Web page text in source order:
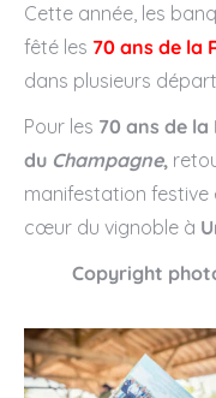
Cette année, les
fêté les 70 ans de la
dans plusieurs
Pour les 70 ans de
du Champagne,
manifestation festive
cœur du vignoble à
Copyright